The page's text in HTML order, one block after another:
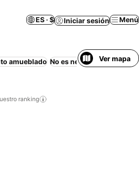
ES · $ Iniciar sesión Menú
amueblado No es necesario pagar
Ver mapa
ranking